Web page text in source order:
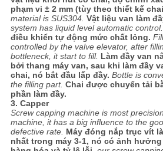
phạm vi ± 2 mm (tùy theo thiết kế
material is SUS304. Vật liệu van làm
system has liquid level automatic control.
điều khiển tự động mức chất lỏng.
controlled by the valve elevator, after
bottleneck, it start to fill. Làm đầy van
bởi thang máy van, sau khi làm đầy
chai, nó bắt đầu lấp đầy. Bottle is
the filling part. Chai được chuyển tải
phần làm đầy.
3. Capper
Screw capping machine is most
machine, it has a big influence to the
defective rate. Máy đóng nắp trục vít
nhất trong máy 3-1, nó có ảnh